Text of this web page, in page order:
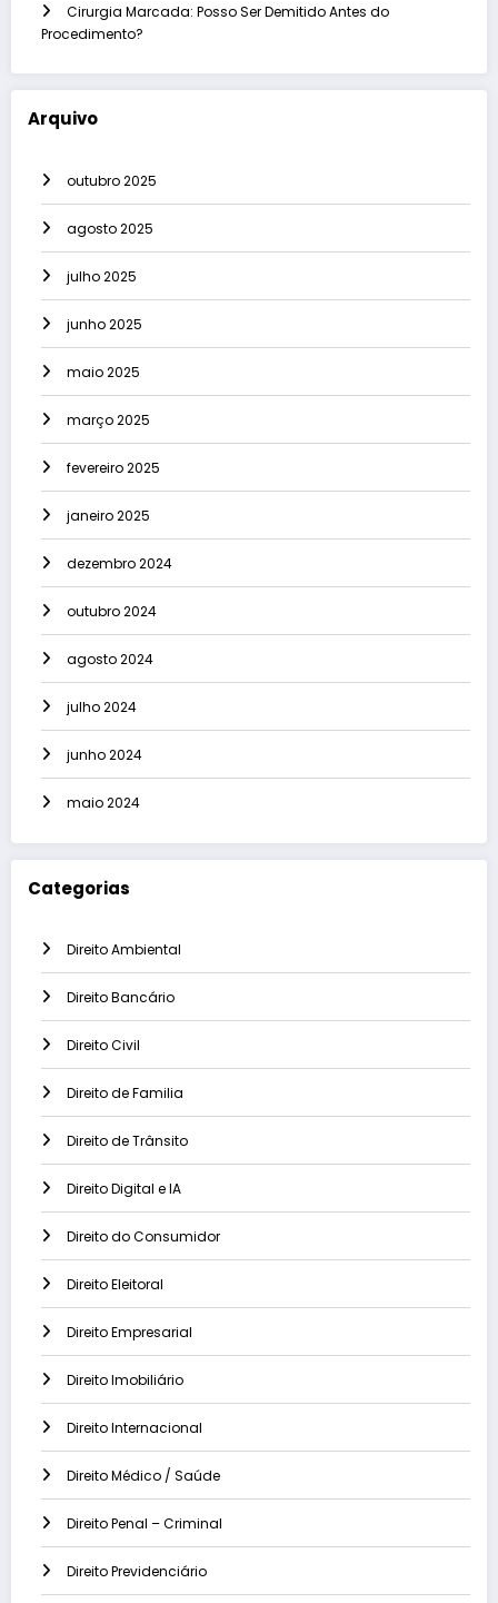
Cirurgia Marcada: Posso Ser Demitido Antes do
Procedimento?
Arquivo
outubro 2025
agosto 2025
julho 2025
junho 2025
maio 2025
março 2025
fevereiro 2025
janeiro 2025
dezembro 2024
outubro 2024
agosto 2024
julho 2024
junho 2024
maio 2024
Categorias
Direito Ambiental
Direito Bancário
Direito Civil
Direito de Familia
Direito de Trânsito
Direito Digital e IA
Direito do Consumidor
Direito Eleitoral
Direito Empresarial
Direito Imobiliário
Direito Internacional
Direito Médico / Saúde
Direito Penal – Criminal
Direito Previdenciário